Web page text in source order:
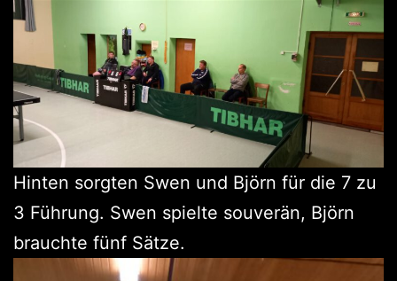
Hinten sorgten Swen und Björn für die 7 zu
3 Führung. Swen spielte souverän, Björn
brauchte fünf Sätze.